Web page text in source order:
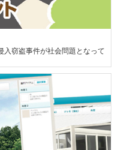
入窃盗事件が社会問題となって